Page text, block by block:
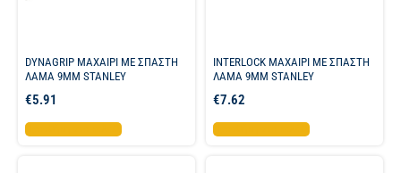
DYNAGRIP ΜΑΧΑΙΡΙ ME ΣΠΑΣΤΗ
ΛΑΜΑ 9MM STANLEY
€5.91
Προσθήκη στο καλάθι
INTERLOCK ΜΑΧΑΙΡΙ ΜΕ ΣΠΑΣΤΗ
ΛΑΜΑ 9ΜΜ STANLEY
€7.62
Προσθήκη στο καλάθι